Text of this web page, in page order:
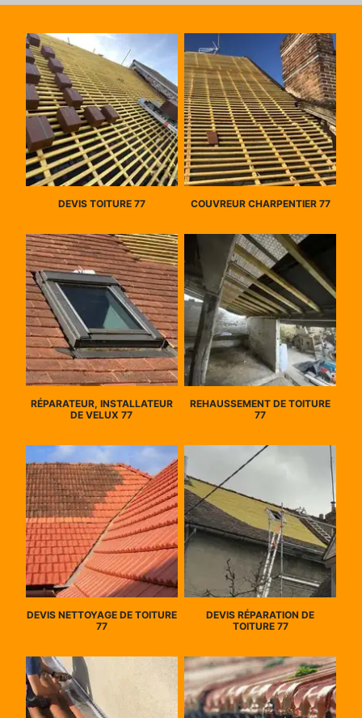
DEVIS TOITURE 77 COUVREUR CHARPENTIER 77
RÉPARATEUR, INSTALLATEUR
DE VELUX 77
REHAUSSEMENT DE TOITURE
77
DEVIS NETTOYAGE DE TOITURE
77
DEVIS RÉPARATION DE
TOITURE 77